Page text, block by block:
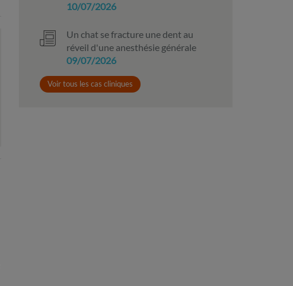
10/07/2026
Un chat se fracture une dent au
réveil d'une anesthésie générale
09/07/2026
Voir tous les cas cliniques